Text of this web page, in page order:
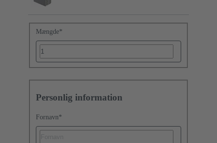
Mængde*
Personlig information
Fornavn*